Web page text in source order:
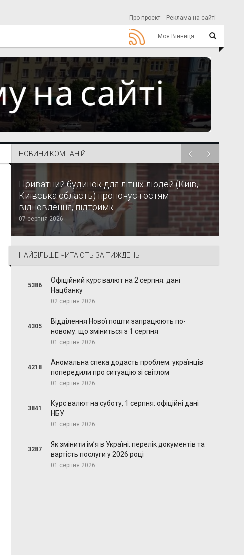
Про проект Реклама на сайті
Моя Вінниця
НОВИНИ КОМПАНІЙ
Приватний будинок для літніх людей (Київ,
Київська область) пропонує гостям
відновлення, підтримк...
07 серпня 2026
НАЙБІЛЬШЕ ЧИТАЮТЬ ЗА ТИЖДЕНЬ
5386
Офіційний курс валют на 2 серпня: дані
Нацбанку
02 серпня 2026
4305
Відділення Нової пошти запрацюють по-
новому: що зміниться з 1 серпня
01 серпня 2026
4218
Аномальна спека додасть проблем: українців
попередили про ситуацію зі світлом
01 серпня 2026
3841
Курс валют на суботу, 1 серпня: офіційні дані
НБУ
01 серпня 2026
3287
Як змінити ім’я в Україні: перелік документів та
вартість послуги у 2026 році
01 серпня 2026